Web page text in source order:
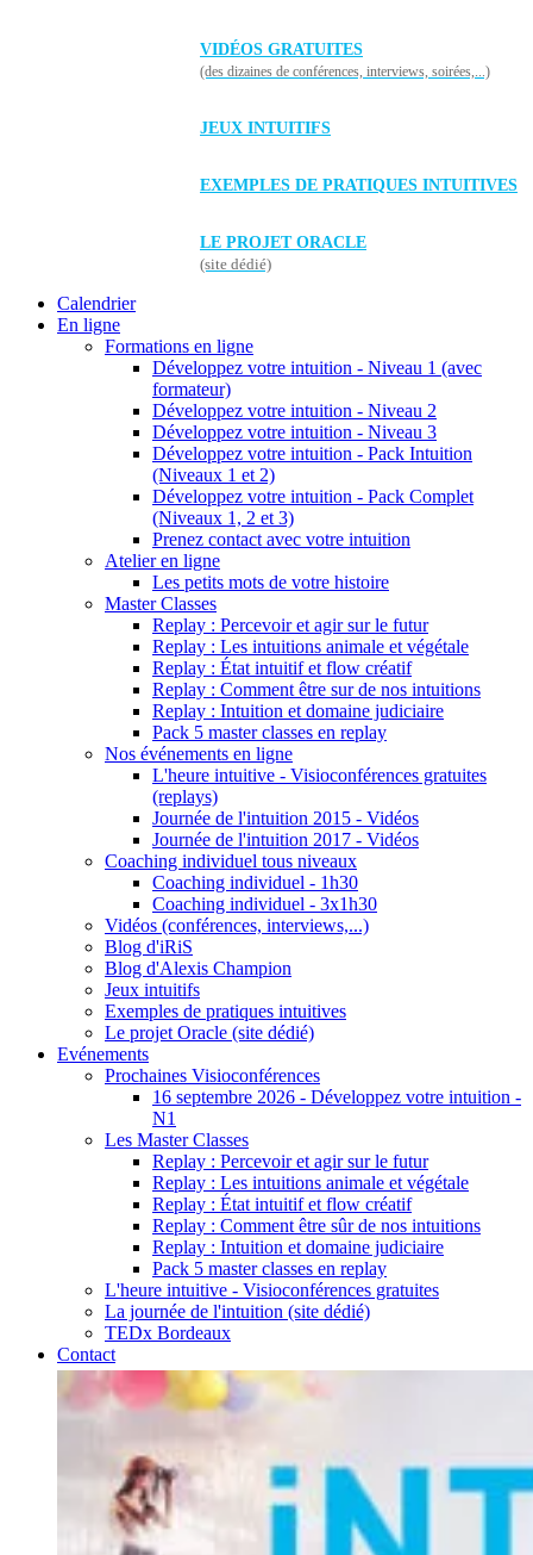
VIDÉOS GRATUITES
(des dizaines de conférences, interviews, soirées,...)
JEUX INTUITIFS
EXEMPLES DE PRATIQUES INTUITIVES
LE PROJET ORACLE
(site dédié)
Calendrier
En ligne
Formations en ligne
Développez votre intuition - Niveau 1 (avec
formateur)
Développez votre intuition - Niveau 2
Développez votre intuition - Niveau 3
Développez votre intuition - Pack Intuition
(Niveaux 1 et 2)
Développez votre intuition - Pack Complet
(Niveaux 1, 2 et 3)
Prenez contact avec votre intuition
Atelier en ligne
Les petits mots de votre histoire
Master Classes
Replay : Percevoir et agir sur le futur
Replay : Les intuitions animale et végétale
Replay : État intuitif et flow créatif
Replay : Comment être sur de nos intuitions
Replay : Intuition et domaine judiciaire
Pack 5 master classes en replay
Nos événements en ligne
L'heure intuitive - Visioconférences gratuites
(replays)
Journée de l'intuition 2015 - Vidéos
Journée de l'intuition 2017 - Vidéos
Coaching individuel tous niveaux
Coaching individuel - 1h30
Coaching individuel - 3x1h30
Vidéos (conférences, interviews,...)
Blog d'iRiS
Blog d'Alexis Champion
Jeux intuitifs
Exemples de pratiques intuitives
Le projet Oracle (site dédié)
Evénements
Prochaines Visioconférences
16 septembre 2026 - Développez votre intuition -
N1
Les Master Classes
Replay : Percevoir et agir sur le futur
Replay : Les intuitions animale et végétale
Replay : État intuitif et flow créatif
Replay : Comment être sûr de nos intuitions
Replay : Intuition et domaine judiciaire
Pack 5 master classes en replay
L'heure intuitive - Visioconférences gratuites
La journée de l'intuition (site dédié)
TEDx Bordeaux
Contact